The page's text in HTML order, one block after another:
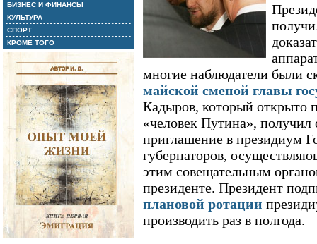
БИЗНЕС И ФИНАНСЫ
КУЛЬТУРА
СПОРТ
КРОМЕ ТОГО
многие наблюдатели были
майской сменой главы
Кадыров, который открыто
«человек Путина»,
приглашение в президиум
губернаторов,
этим совещательным
президенте. Президент
плановой ротации
производить раз в полгода.